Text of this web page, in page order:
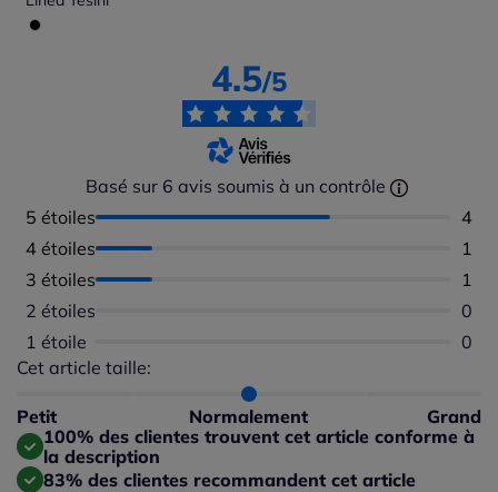
4.5/5
Basé sur 6 avis soumis à un contrôle
5 étoiles
4
4 étoiles
1
3 étoiles
1
2 étoiles
0
1 étoile
0
Cet article taille:
Petit Normalement Grand
Répartition du taillant selon les avis clients
Taille normalement : 100%
Taille grand : 0%
100% des clientes trouvent cet article conforme à
la description
83% des clientes recommandent cet article